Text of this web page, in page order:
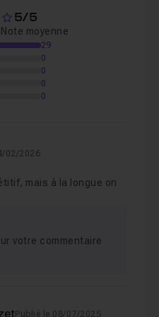
la Classe PDO
de la bdd ainsi que des tables
avec la base de
UPDATE 26m04
5/5
Note moyenne
29
0
0
0
0
02/2026
mais à la longue on
votre commentaire
Publié le 08/07/2025